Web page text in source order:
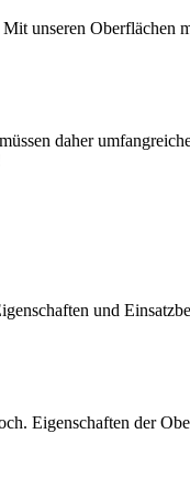
unseren
daher
und
Eigenschaften der